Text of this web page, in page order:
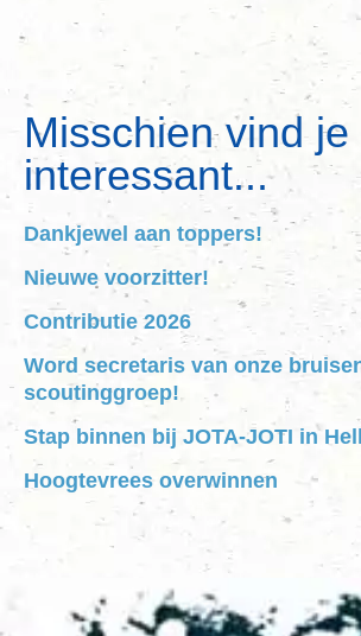
Misschien vind
interessant...
Dankjewel aan toppers!
Nieuwe voorzitter!
Contributie 2026
Word secretaris van onze
scoutinggroep!
Stap binnen bij JOTA-JOTI in
Hoogtevrees overwinnen